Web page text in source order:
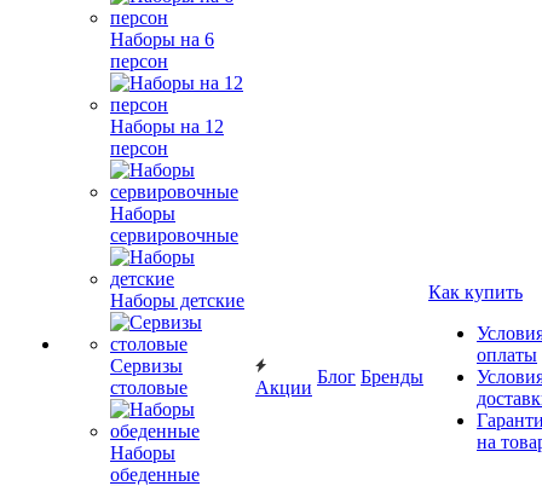
Наборы на 6
персон
Наборы на 12
персон
Наборы
сервировочные
Наборы детские
Сервизы
столовые
Наборы
обеденные
Акции
Блог Бренды
Как купить
оплаты
на